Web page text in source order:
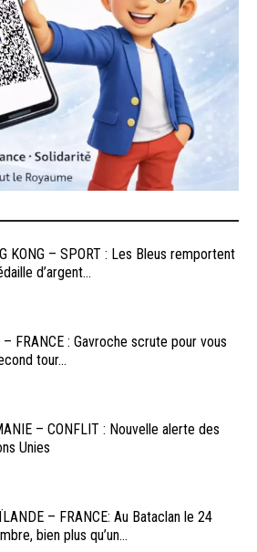
KONG – SPORT : Les Bleus remportent
d’argent...
– FRANCE : Gavroche scrute pour vous
tour...
– CONFLIT : Nouvelle alerte des
Unies
– FRANCE: Au Bataclan le 24
bien plus qu’un...